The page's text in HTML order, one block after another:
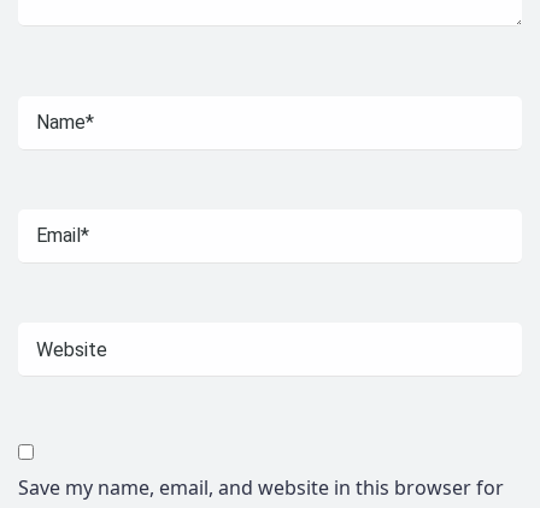
Save my name, email, and website in this browser for